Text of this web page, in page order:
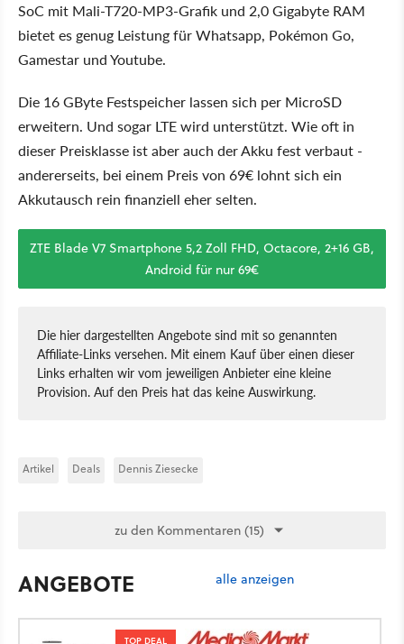
SoC mit Mali-T720-MP3-Grafik und 2,0 Gigabyte RAM
bietet es genug Leistung für Whatsapp, Pokémon Go,
Gamestar und Youtube.
Die 16 GByte Festspeicher lassen sich per MicroSD
erweitern. Und sogar LTE wird unterstützt. Wie oft in
dieser Preisklasse ist aber auch der Akku fest verbaut -
andererseits, bei einem Preis von 69€ lohnt sich ein
Akkutausch rein finanziell eher selten.
ZTE Blade V7 Smartphone 5,2 Zoll FHD, Octacore, 2+16 GB,
Android für nur 69€
Die hier dargestellten Angebote sind mit so genannten
Affiliate-Links versehen. Mit einem Kauf über einen dieser
Links erhalten wir vom jeweiligen Anbieter eine kleine
Provision. Auf den Preis hat das keine Auswirkung.
Artikel Deals Dennis Ziesecke
zu den Kommentaren (15)
ANGEBOTE alle anzeigen
TOP DEAL